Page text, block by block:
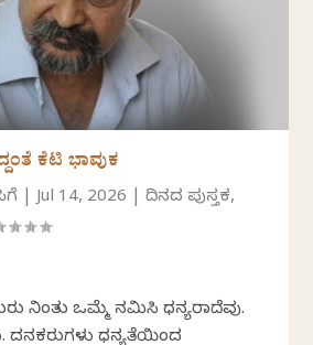
ಕೆಟಿ ಭಾವುಕ
|Jul 14, 2026 |ದಿನದ ಪುಸ್ತಕ,
ನಿಂತು ಒಮ್ಮೆ ನಮಿಸಿ ಧನ್ಯರಾದೆವು.
ದನಕರುಗಳು ಧನ್ಯತೆಯಿಂದ